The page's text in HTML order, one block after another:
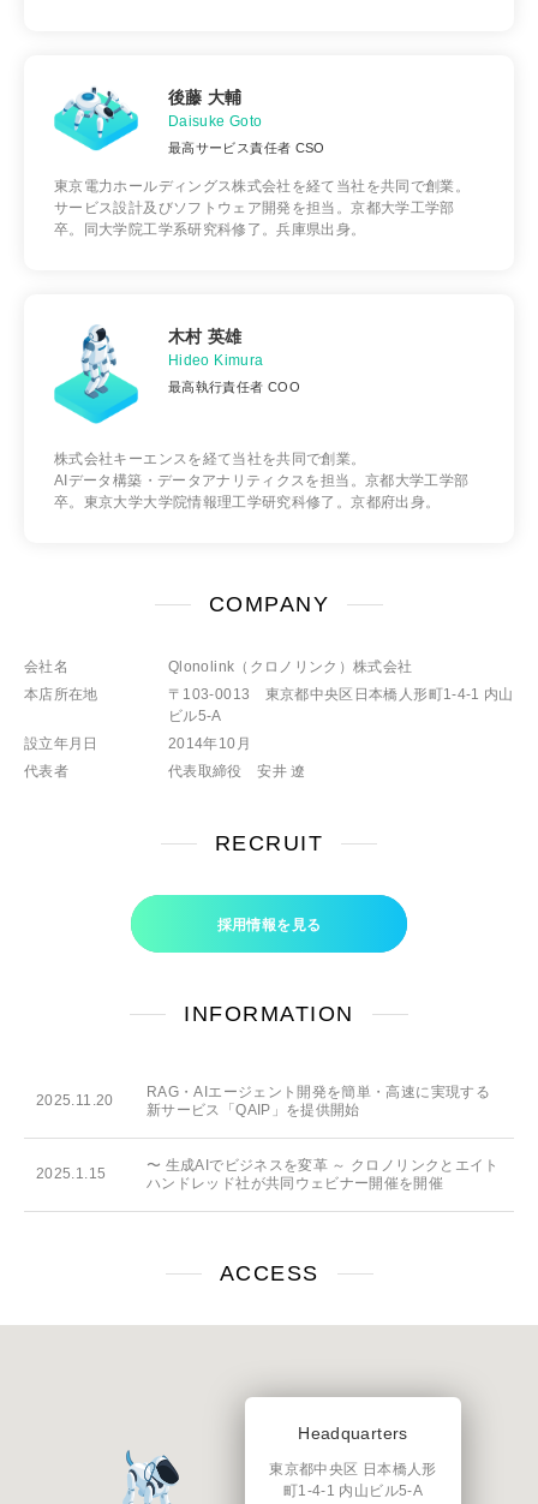
後藤 大輔
Daisuke Goto
最高サービス責任者 CSO
東京電力ホールディングス株式会社を経て当社を共同で創業。
サービス設計及びソフトウェア開発を担当。京都大学工学部
卒。同大学院工学系研究科修了。兵庫県出身。
木村 英雄
Hideo Kimura
最高執行責任者 COO
株式会社キーエンスを経て当社を共同で創業。
AIデータ構築・データアナリティクスを担当。京都大学工学部
卒。東京大学大学院情報理工学研究科修了。京都府出身。
COMPANY
会社名
Qlonolink（クロノリンク）株式会社
本店所在地
〒103-0013 東京都中央区日本橋人形町1-4-1 内山
ビル5-A
設立年月日
2014年10月
代表者
代表取締役 安井 遼
RECRUIT
採用情報を見る
INFORMATION
2025.11.20
RAG・AIエージェント開発を簡単・高速に実現する
新サービス「QAIP」を提供開始
2025.1.15
〜 生成AIでビジネスを変革 ～ クロノリンクとエイト
ハンドレッド社が共同ウェビナー開催を開催
ACCESS
Headquarters
東京都中央区 日本橋人形
町1-4-1 内山ビル5-A